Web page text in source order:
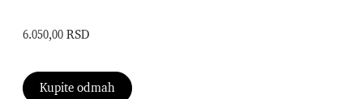
6.050,00 RSD
Kupite odmah